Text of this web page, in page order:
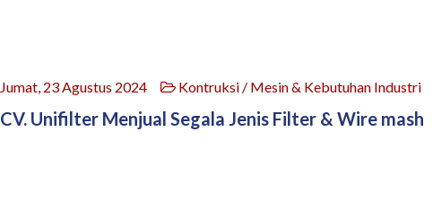
Jumat, 23 Agustus 2024 Kontruksi / Mesin & Kebutuhan Industri
CV. Unifilter Menjual Segala Jenis Filter & Wire mash